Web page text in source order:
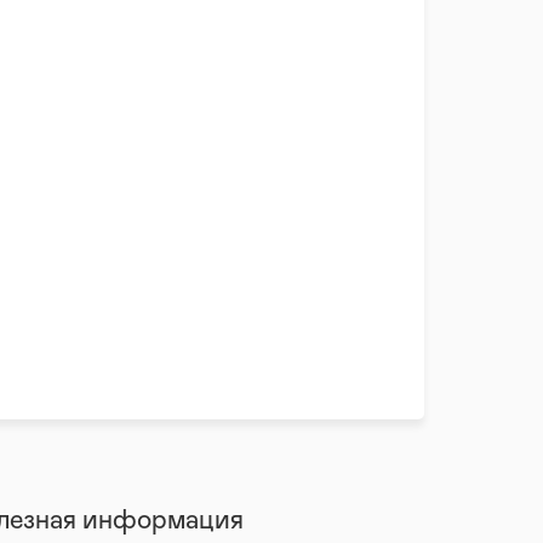
информация